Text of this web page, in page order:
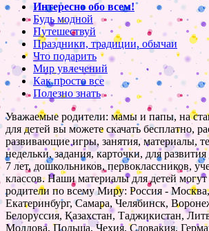
Интересно обо всем!
Будь модной
Путешествуй
Праздники, традиции, обычаи
Что подарить
Мир увлечений
Как просто все
Полезно знать
Уважаемые родители: мамы и папы, на
для детей вы можете скачать бесплатно,
развивающие игры, занятия, материалы,
недельки, задания, карточки, для
7 лет, дошкольников, первоклассников,
классов. Наши материалы для детей могут
родители по всему Миру: Россия -
Екатеринбург, Самара, Челябинск,
Белоруссия, Казахстан, Таджикистан,
Молдова, Польша, Чехия, Словакия,